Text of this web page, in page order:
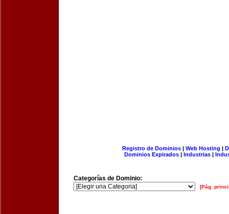
Registro de Dominios| Web Hosting |
Dominios Expirados | Industrias |
Categorías de Dominio:
[Pág.